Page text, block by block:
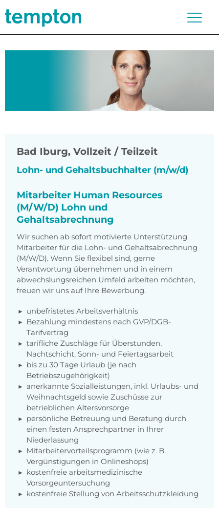
Bad Iburg, Vollzeit / Teilzeit
Lohn- und Gehaltsbuchhalter (m/w/d)
Mitarbeiter Human Resources
(M/W/D) Lohn und
Gehaltsabrechnung
Wir suchen ab sofort motivierte Unterstützung
Mitarbeiter für die Lohn- und Gehaltsabrechnung
(M/W/D). Wenn Sie flexibel sind, gerne
Verantwortung übernehmen und in einem
abwechslungsreichen Umfeld arbeiten möchten,
freuen wir uns auf Ihre Bewerbung.
unbefristetes Arbeitsverhältnis
Bezahlung mindestens nach GVP/DGB-
Tarifvertrag
tarifliche Zuschläge für Überstunden,
Nachtschicht, Sonn- und Feiertagsarbeit
bis zu 30 Tage Urlaub (je nach
Betriebszugehörigkeit)
anerkannte Sozialleistungen, inkl. Urlaubs- und
Weihnachtsgeld sowie Zuschüsse zur
betrieblichen Altersvorsorge
persönliche Betreuung und Beratung durch
einen festen Ansprechpartner in Ihrer
Niederlassung
Mitarbeitervorteilsprogramm (wie z. B.
Vergünstigungen in Onlineshops)
kostenfreie arbeitsmedizinische
Vorsorgeuntersuchung
kostenfreie Stellung von Arbeitsschutzkleidung